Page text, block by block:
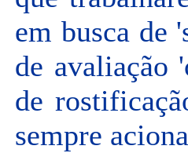
em busca de
de avaliação
de
sempre